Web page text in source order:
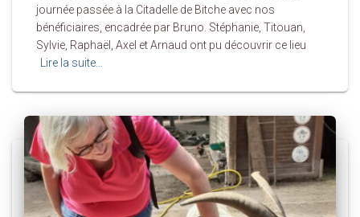
journée passée à la Citadelle de Bitche avec nos
bénéficiaires, encadrée par Bruno. Stéphanie, Titouan,
Sylvie, Raphaël, Axel et Arnaud ont pu découvrir ce lieu
Lire la suite…